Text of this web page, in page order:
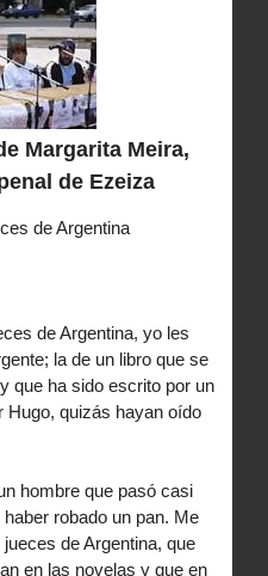
Margarita Meira,
de Ezeiza
de Argentina
de Argentina, yo les
la de un libro que se
que ha sido escrito por un
quizás hayan oído
hombre que pasó casi
robado un pan. Me
de Argentina, que
en las novelas y que en